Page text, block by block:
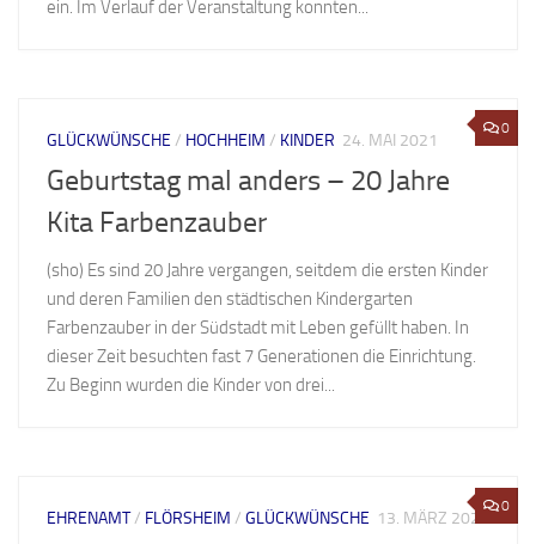
ein. Im Verlauf der Veranstaltung konnten...
0
GLÜCKWÜNSCHE / HOCHHEIM / KINDER 24. MAI 2021
Geburtstag mal anders – 20 Jahre
Kita Farbenzauber
(sho) Es sind 20 Jahre vergangen, seitdem die ersten Kinder
und deren Familien den städtischen Kindergarten
Farbenzauber in der Südstadt mit Leben gefüllt haben. In
dieser Zeit besuchten fast 7 Generationen die Einrichtung.
Zu Beginn wurden die Kinder von drei...
0
EHRENAMT/ FLÖRSHEIM / GLÜCKWÜNSCHE 13. MÄRZ 2021